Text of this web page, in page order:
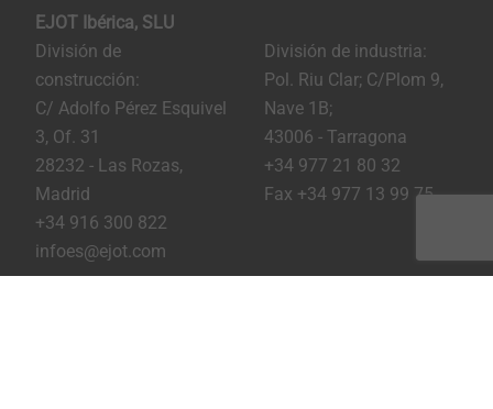
EJOT Ibérica, SLU
División de
construcción:
C/ Adolfo Pérez Esquivel
3, Of. 31
28232 - Las Rozas,
Madrid
+34 916 300 822
infoes@ejot.com
División de industria:
Pol. Riu Clar; C/Plom 9,
Nave 1B;
43006 - Tarragona
+34 977 21 80 32
Fax +34 977 13 99 75